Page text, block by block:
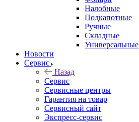
Налобные
Подкапотные
Ручные
Складные
Универсальные
Новости
Сервис
Назад
Сервис
Сервисные центры
Гарантия на товар
Сервисный сайт
Экспресс-сервис